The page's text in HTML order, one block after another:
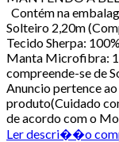
Contém na
Solteiro 2,20m
Tecido Sherpa:
Manta Microfibra:
compreende-se de
Anuncio pertence
produto(Cuidado
de acordo com o
Ler descri��o